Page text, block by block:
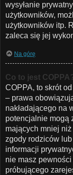
wysyłanie
użytkowników,
użytkowników itp.
zaleca się jej
Na górę
Co to jest
COPPA, to skrót
– prawa
nakładającego na
potencjalnie mogą
mających mniej
zgody rodziców
informacji
nie masz
próbującego